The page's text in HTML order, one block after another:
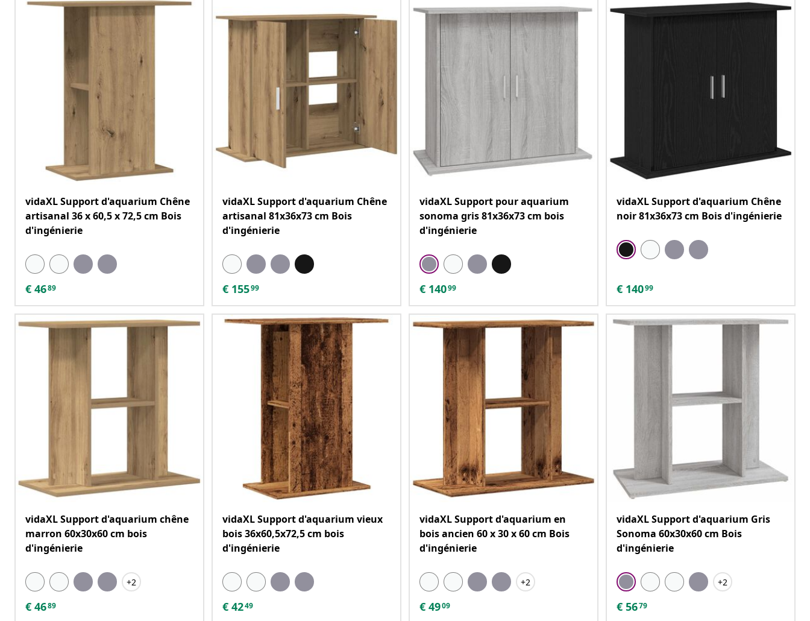
vidaXL Support d'aquarium Chêne
artisanal 36 x 60,5 x 72,5 cm Bois
d'ingénierie
€ 4689
vidaXL Support d'aquarium Chêne
artisanal 81x36x73 cm Bois
d'ingénierie
€ 15599
vidaXL Support pour aquarium
sonoma gris 81x36x73 cm bois
d'ingénierie
€ 14099
vidaXL Support d'aquarium Chêne
noir 81x36x73 cm Bois d'ingénierie
€ 14099
vidaXL Support d'aquarium chêne
marron 60x30x60 cm bois
d'ingénierie
+2
€ 4689
vidaXL Support d'aquarium vieux
bois 36x60,5x72,5 cm bois
d'ingénierie
€ 4249
vidaXL Support d'aquarium en
bois ancien 60 x 30 x 60 cm Bois
d'ingénierie
+2
€ 4909
vidaXL Support d'aquarium Gris
Sonoma 60x30x60 cm Bois
d'ingénierie
+2
€ 5679